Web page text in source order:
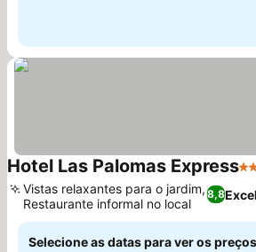
Hotel Las Palomas Express3
8,8
Vistas relaxantes para o jardim,
Restaurante informal no local
Selecione as datas para ver os